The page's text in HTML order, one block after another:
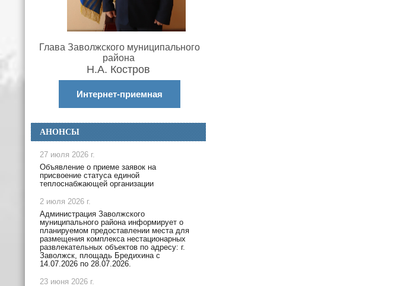
Глава Заволжского муниципального
района
Н.А. Костров
Интернет-приемная
АНОНСЫ
27 июля 2026 г.
Объявление о приеме заявок на
присвоение статуса единой
теплоснабжающей организации
2 июля 2026 г.
Администрация Заволжского
муниципального района информирует о
планируемом предоставлении места для
размещения комплекса нестационарных
развлекательных объектов по адресу: г.
Заволжск, площадь Бредихина с
14.07.2026 по 28.07.2026.
23 июня 2026 г.